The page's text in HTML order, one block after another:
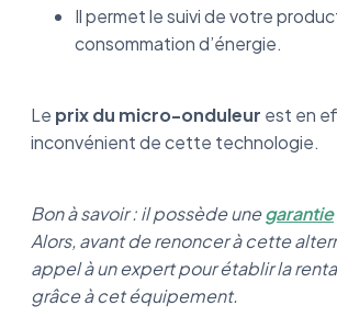
Il permet le suivi de votre
consommation d’énergie.
Le prix du micro-onduleur est en
inconvénient de cette technologie.
Bon à savoir : il possède unegarantie
Alors, avant de renoncer à cette
appel à un expert pour établir la
grâce à cet équipement.